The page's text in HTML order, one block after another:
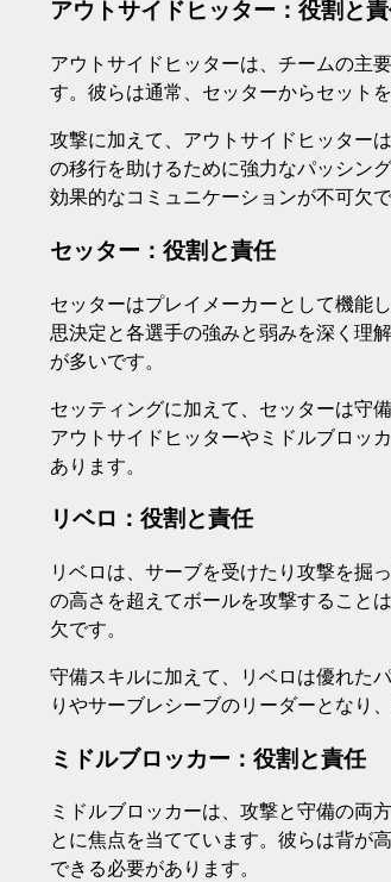
アウトサイドヒッター：役割と
アウトサイドヒッターは、チームの主
す。彼らは通常、セッターからセット
攻撃に加えて、アウトサイドヒッター
の移行を助けるために強力なパッシン
効果的なコミュニケーションが不可欠で
セッター：役割と責任
セッターはプレイメーカーとして機能
思決定と各選手の強みと弱みを深く理
が多いです。
セッティングに加えて、セッターは守
アウトサイドヒッターやミドルブロッ
あります。
リベロ：役割と責任
リベロは、サーブを受けたり攻撃を掘
の高さを超えてボールを攻撃すること
欠です。
守備スキルに加えて、リベロは優れた
りやサーブレシーブのリーダーとなり
ミドルブロッカー：役割と責任
ミドルブロッカーは、攻撃と守備の両
とに焦点を当てています。彼らは背が
できる必要があります。